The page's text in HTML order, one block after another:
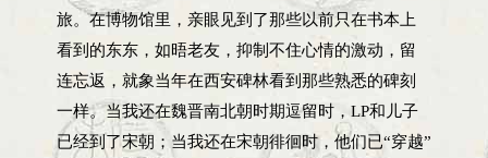
旅。在博物馆里，亲眼见到了那些以前只在书本上
看到的东东，如晤老友，抑制不住心情的激动，留
连忘返，就象当年在西安碑林看到那些熟悉的碑刻
一样。当我还在魏晋南北朝时期逗留时，LP和儿子
已经到了宋朝；当我还在宋朝徘徊时，他们已“穿越”